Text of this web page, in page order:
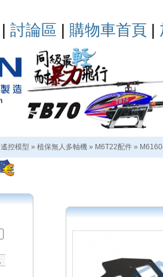
| 討論區 | 購物車首頁 |
遙控模型 » 植保無人多軸機 » M6T22配件 »